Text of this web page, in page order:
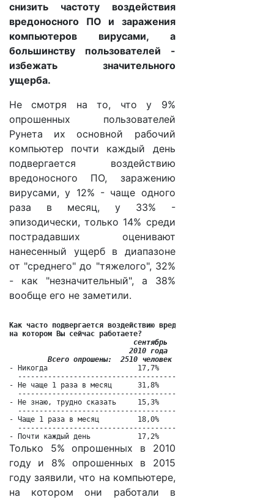
снизить частоту воздействия
вредоносного ПО и заражения
компьютеров вирусами, а
большинству пользователей -
избежать значительного
ущерба.
Не смотря на то, что у 9%
опрошенных пользователей
Рунета их основной рабочий
компьютер почти каждый день
подвергается воздействию
вредоносного ПО, заражению
вирусами, у 12% - чаще одного
раза в месяц, у 33% -
эпизодически, только 14% среди
пострадавших оценивают
нанесенный ущерб в диапазоне
от "среднего" до "тяжелого", 32%
- как "незначительный", а 38%
вообще его не заметили.
Как часто подвергается воздействию вредоносного ПО,
на котором Вы сейчас работаете?
                             сентябрь      декабрь
                            2010 года     2015 года
         Всего опрошены:  2510 человек  2960 человек
- Никогда                     17,7%        24,6%
  ----------------------------------------------
- Не чаще 1 раза в месяц      31,8%        32,9%
  ----------------------------------------------
- Не знаю, трудно сказать     15,3%        21,9%
  ----------------------------------------------
- Чаще 1 раза в месяц         18,0%        12,0%
  ----------------------------------------------
- Почти каждый день           17,2%         8,9%
Только 5% опрошенных в 2010
году и 8% опрошенных в 2015
году заявили, что на компьютере,
на котором они работали в